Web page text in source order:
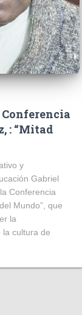
Conferencia
: “Mitad
y
Gabriel
Conferencia
Mundo”, que
la
la cultura de